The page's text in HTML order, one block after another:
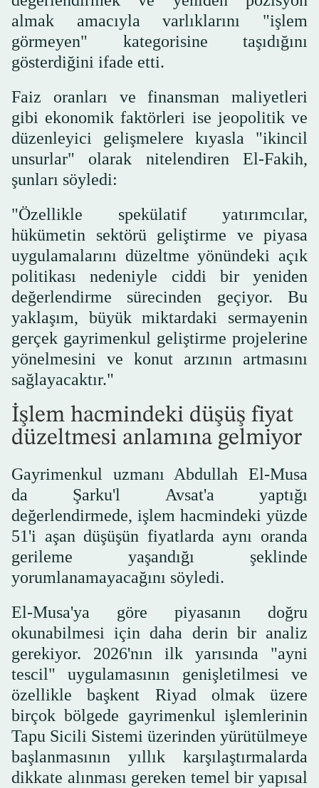
almak amacıyla varlıklarını "işlem
görmeyen" kategorisine taşıdığını
gösterdiğini ifade etti.
Faiz oranları ve finansman maliyetleri
gibi ekonomik faktörleri ise jeopolitik ve
düzenleyici gelişmelere kıyasla "ikincil
unsurlar" olarak nitelendiren El-Fakih,
şunları söyledi:
"Özellikle spekülatif yatırımcılar,
hükümetin sektörü geliştirme ve piyasa
uygulamalarını düzeltme yönündeki açık
politikası nedeniyle ciddi bir yeniden
değerlendirme sürecinden geçiyor. Bu
yaklaşım, büyük miktardaki sermayenin
gerçek gayrimenkul geliştirme projelerine
yönelmesini ve konut arzının artmasını
sağlayacaktır."
İşlem hacmindeki düşüş fiyat
düzeltmesi anlamına gelmiyor
Gayrimenkul uzmanı Abdullah El-Musa
da Şarku'l Avsat'a yaptığı
değerlendirmede, işlem hacmindeki yüzde
51'i aşan düşüşün fiyatlarda aynı oranda
gerileme yaşandığı şeklinde
yorumlanamayacağını söyledi.
El-Musa'ya göre piyasanın doğru
okunabilmesi için daha derin bir analiz
gerekiyor. 2026'nın ilk yarısında "ayni
tescil" uygulamasının genişletilmesi ve
özellikle başkent Riyad olmak üzere
birçok bölgede gayrimenkul işlemlerinin
Tapu Sicili Sistemi üzerinden yürütülmeye
başlanmasının yıllık karşılaştırmalarda
dikkate alınması gereken temel bir yapısal